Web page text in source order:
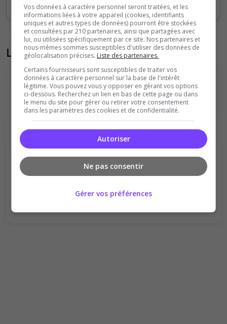
Liste des avis du serveur
Il n'y a pas encore d'avis sur ce serveur.
Qualité
Staff du serveur
Ambiance
Disponibilité
Vos données à caractère personnel seront traitées, et les
informations liées à votre appareil (cookies, identifiants
uniques et autres types de données) pourront être stockées
et consultées par 210 partenaires, ainsi que partagées avec
lui, ou utilisées spécifiquement par ce site. Nos partenaires et
nous-mêmes sommes susceptibles d'utiliser des données de
géolocalisation précises. Liste des partenaires.
Certains fournisseurs sont susceptibles de traiter vos
données à caractère personnel sur la base de l'intérêt
légitime. Vous pouvez vous y opposer en gérant vos options
ci-dessous. Recherchez un lien en bas de cette page ou dans
le menu du site pour gérer ou retirer votre consentement
dans les paramètres des cookies et de confidentialité.
Autoriser
Ne pas consentir
Gérer vos préférences